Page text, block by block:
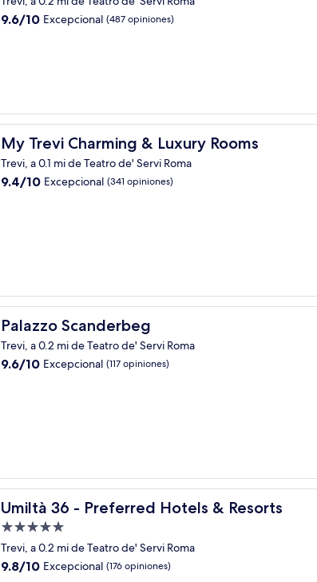
5.0
9.6
9.6/10 Excepcional (487 opiniones)
My Trevi Charming & Luxury Rooms
My Trevi Charming & Luxury Rooms
Trevi, a 0.1 mi de Teatro de' Servi Roma
9.4
9.4/10 Excepcional (341 opiniones)
Palazzo Scanderbeg
Palazzo Scanderbeg
Trevi, a 0.2 mi de Teatro de' Servi Roma
9.6
9.6/10 Excepcional (117 opiniones)
Umiltà 36 - Preferred Hotels & Resorts
Umiltà 36 - Preferred Hotels & Resorts
Propiedad
de
5.0
Trevi, a 0.2 mi de Teatro de' Servi Roma
9.8
9.8/10 Excepcional (176 opiniones)